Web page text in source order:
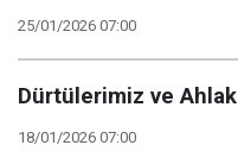
25/01/2026 07:00
Dürtülerimiz ve Ahlak
18/01/2026 07:00